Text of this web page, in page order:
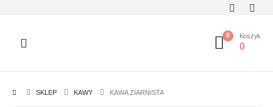
0 Koszyk
0
SKLEP KAWY KAWA ZIARNISTA